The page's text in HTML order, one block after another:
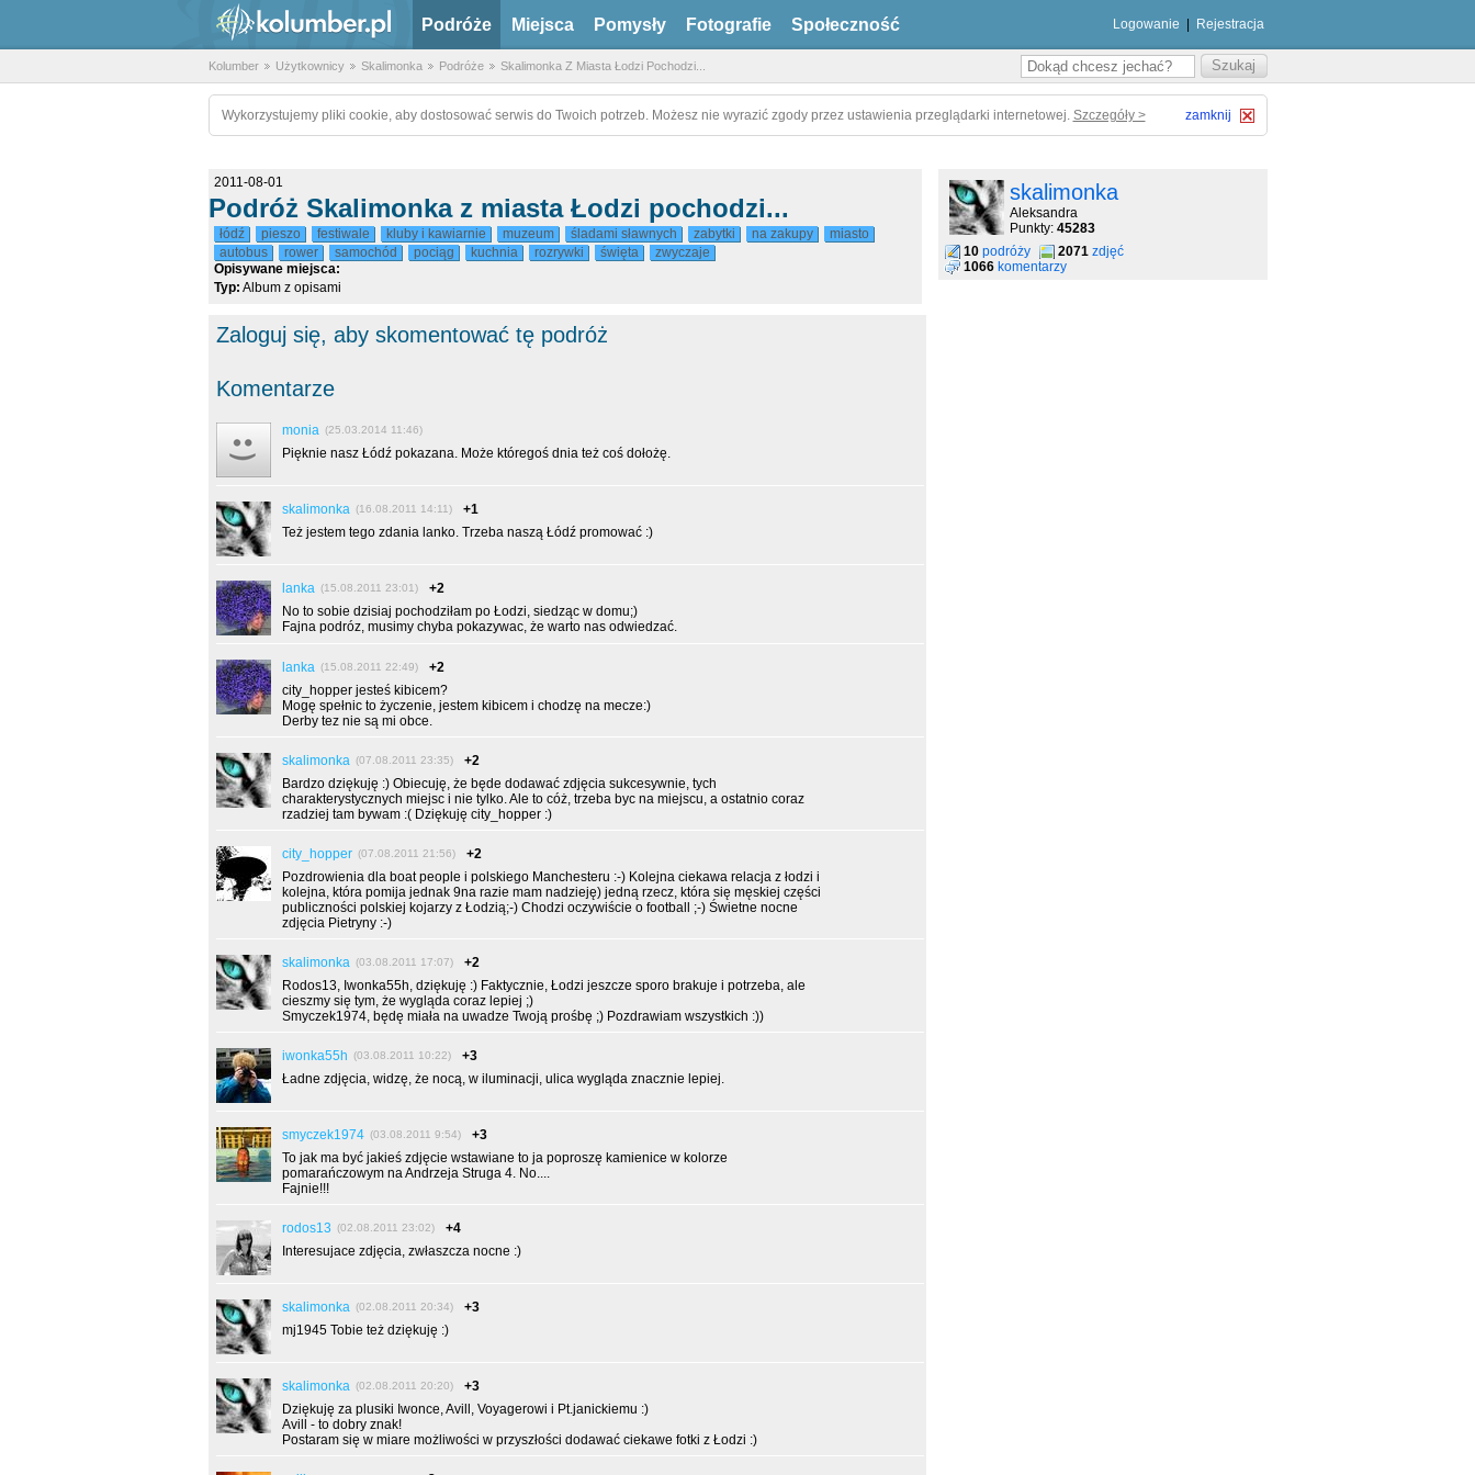
Podróże Miejsca Pomysły Fotografie Społeczność Logowanie Rejestracja
Kolumber Użytkownicy Skalimonka Podróże Skalimonka Z Miasta Łodzi Pochodzi...
Wykorzystujemy pliki cookie, aby dostosować serwis do Twoich potrzeb. Możesz nie wyrazić zgody przez ustawienia przeglądarki internetowej. Szczegóły > zamknij
2011-08-01
Podróż Skalimonka z miasta Łodzi pochodzi...
łódź pieszo festiwale kluby i kawiarnie muzeum śladami sławnych zabytki na zakupy
miasto
autobus
rower samochód pociąg kuchnia rozrywki święta
zwyczaje
Opisywane miejsca:
Typ: Album z opisami
Zaloguj się, aby skomentować tę podróż
Komentarze
monia (25.03.2014 11:46)
Pięknie nasz Łódź pokazana. Może któregoś dnia też coś dołożę.
skalimonka (16.08.2011 14:11)
+1
Też jestem tego zdania lanko. Trzeba naszą Łódź promować :)
lanka (15.08.2011 23:01)
+2
No to sobie dzisiaj pochodziłam po Łodzi, siedząc w domu;)
Fajna podróz, musimy chyba pokazywac, że warto nas odwiedzać.
lanka (15.08.2011 22:49)
+2
city_hopper jesteś kibicem?
Mogę spełnic to życzenie, jestem kibicem i chodzę na mecze:)
Derby tez nie są mi obce.
skalimonka (07.08.2011 23:35)
+2
Bardzo dziękuję :) Obiecuję, że będe dodawać zdjęcia sukcesywnie, tych
charakterystycznych miejsc i nie tylko. Ale to cóż, trzeba byc na miejscu, a ostatnio coraz
rzadziej tam bywam :( Dziękuję city_hopper :)
city_hopper (07.08.2011 21:56)
+2
Pozdrowienia dla boat people i polskiego Manchesteru :-) Kolejna ciekawa relacja z łodzi i
kolejna, która pomija jednak 9na razie mam nadzieję) jedną rzecz, która się męskiej części
publiczności polskiej kojarzy z Łodzią;-) Chodzi oczywiście o football ;-) Świetne nocne
zdjęcia Pietryny :-)
skalimonka (03.08.2011 17:07)
+2
Rodos13, Iwonka55h, dziękuję :) Faktycznie, Łodzi jeszcze sporo brakuje i potrzeba, ale
cieszmy się tym, że wygląda coraz lepiej ;)
Smyczek1974, będę miała na uwadze Twoją prośbę ;) Pozdrawiam wszystkich :))
iwonka55h (03.08.2011 10:22)
+3
Ładne zdjęcia, widzę, że nocą, w iluminacji, ulica wygląda znacznie lepiej.
smyczek1974 (03.08.2011 9:54)
+3
To jak ma być jakieś zdjęcie wstawiane to ja poproszę kamienice w kolorze
pomarańczowym na Andrzeja Struga 4. No....
Fajnie!!!
rodos13 (02.08.2011 23:02)
+4
Interesujace zdjęcia, zwłaszcza nocne :)
skalimonka (02.08.2011 20:34)
+3
mj1945 Tobie też dziękuję :)
skalimonka (02.08.2011 20:20)
+3
Dziękuję za plusiki Iwonce, Avill, Voyagerowi i Pt.janickiemu :)
Avill - to dobry znak!
Postaram się w miare możliwości w przyszłości dodawać ciekawe fotki z Łodzi :)
skalimonka
Aleksandra
Punkty: 45283
10 podróży 2071 zdjęć
1066 komentarzy